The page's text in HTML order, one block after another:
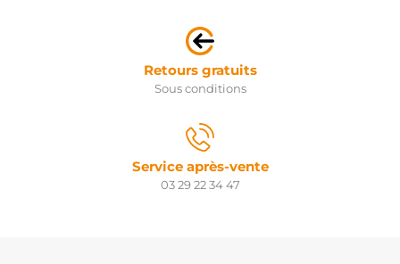
Retours gratuits
Sous conditions
Service après-vente
03 29 22 34 47